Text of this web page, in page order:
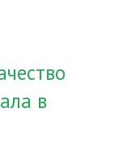
в